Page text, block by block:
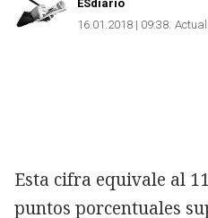
ESdiario
16.01.2018 | 09:38
Esta cifra equivale al
puntos porcentuales